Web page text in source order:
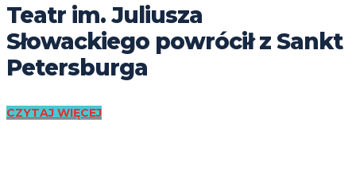
Teatr im. Juliusza
Słowackiego powrócił z Sankt
Petersburga
CZYTAJ WIĘCEJ